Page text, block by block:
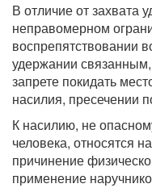
В отличие от захвата
неправомерном
воспрепятствовании
удержании
запрете покидать
насилия, пресечении
К насилию, не
человека, относятся
причинение
применение